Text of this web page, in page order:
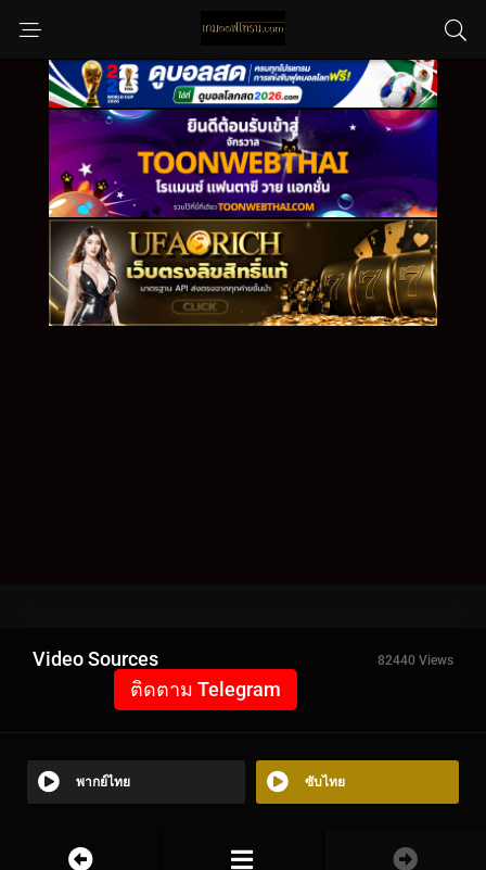
Video Sources 82440 Views
ติดตาม Telegram
พากย์ไทย ซับไทย